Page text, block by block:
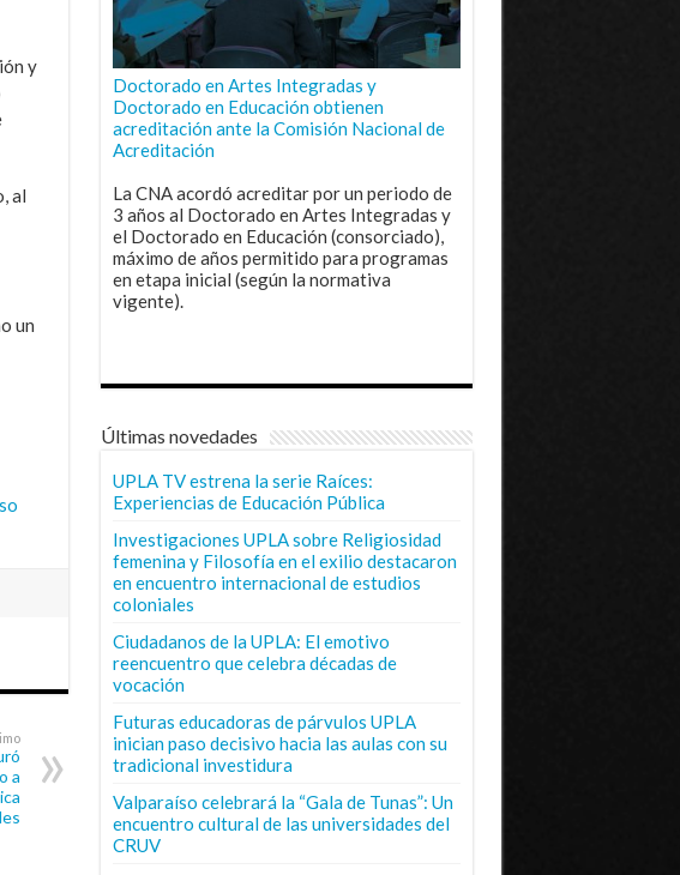
y
al
un
a
Doctorado en Artes Integradas y
Doctorado en Educación obtienen
acreditación ante la Comisión Nacional de
Acreditación
La CNA acordó acreditar por un periodo de
3 años al Doctorado en Artes Integradas y
el Doctorado en Educación (consorciado),
máximo de años permitido para programas
en etapa inicial (según la normativa
vigente).
Últimas novedades
UPLA TV estrena la serie Raíces:
Experiencias de Educación Pública
Investigaciones UPLA sobre Religiosidad
femenina y Filosofía en el exilio destacaron
en encuentro internacional de estudios
coloniales
Ciudadanos de la UPLA: El emotivo
reencuentro que celebra décadas de
vocación
Futuras educadoras de párvulos UPLA
inician paso decisivo hacia las aulas con su
tradicional investidura
Valparaíso celebrará la “Gala de Tunas”: Un
encuentro cultural de las universidades del
CRUV